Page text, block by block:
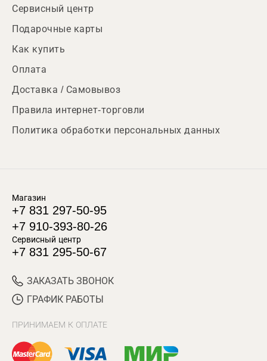
Сервисный центр
Подарочные карты
Как купить
Оплата
Доставка / Самовывоз
Правила интернет-торговли
Политика обработки персональных данных
Магазин
+7 831 297-50-95
+7 910-393-80-26
Сервисный центр
+7 831 295-50-67
ЗАКАЗАТЬ ЗВОНОК
ГРАФИК РАБОТЫ
ПРИНИМАЕМ К ОПЛАТЕ